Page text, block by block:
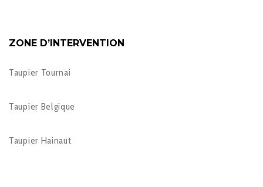
ZONE D’INTERVENTION
Taupier Tournai
Taupier Belgique
Taupier Hainaut